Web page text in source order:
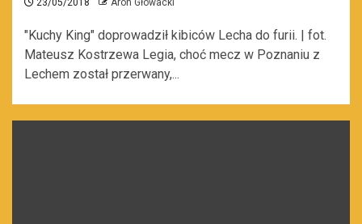
23/05/2018 Aron Głowacki
"Kuchy King" doprowadził kibiców Lecha do furii. | fot.
Mateusz Kostrzewa Legia, choć mecz w Poznaniu z
Lechem został przerwany,...